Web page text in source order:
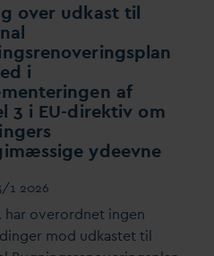
over udkast til
i
af
3 i EU-direktiv om
ydeevne
1 2026
har overordnet ingen
mod udkastet til